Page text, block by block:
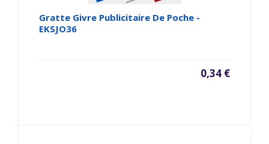
Gratte Givre Publicitaire De Poche -
EKSJO36
0,34 €